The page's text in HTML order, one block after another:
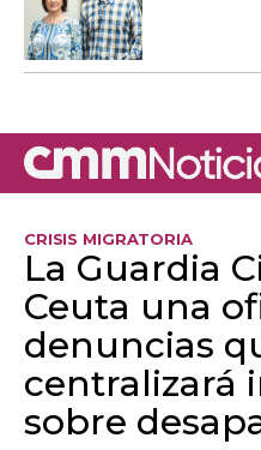
CRISIS MIGRATORIA
La Guardia
Ceuta una
denuncias
centralizará
sobre